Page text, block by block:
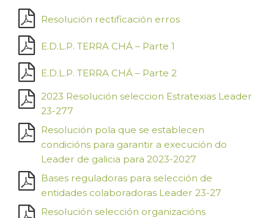
Resolución rectificación erros
E.D.L.P. TERRA CHÁ – Parte 1
E.D.L.P. TERRA CHÁ – Parte 2
2023 Resolución seleccion Estratexias Leader
23-277
Resolución pola que se establecen
condicións para garantir a execución do
Leader de galicia para 2023-2027
Bases reguladoras para selección de
entidades colaboradoras Leader 23-27
Resolución selección organizacións